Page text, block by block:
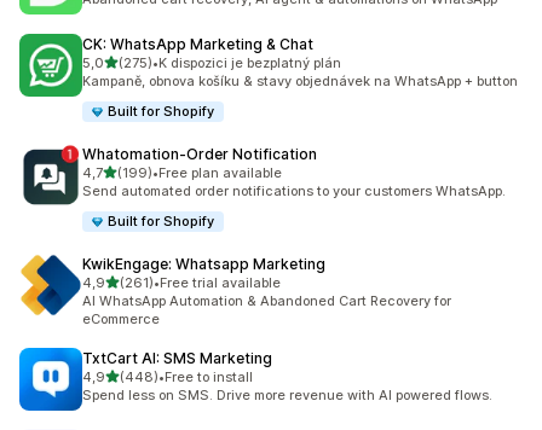
CK: WhatsApp Marketing & Chat
5,0z 5 hvězd
(275)
Celkový počet recenzí: 275
•K dispozici je bezplatný plán
Kampaně, obnova košíku & stavy objednávek na WhatsApp + button
Built for Shopify
Whatomation‑Order Notification
4,7z 5 hvězd
(199)
Celkový počet recenzí: 199
•Free plan available
Send automated order notifications to your customers WhatsApp.
Built for Shopify
KwikEngage: Whatsapp Marketing
4,9z 5 hvězd
(261)
Celkový počet recenzí: 261
•Free trial available
AI WhatsApp Automation & Abandoned Cart Recovery for
eCommerce
TxtCart AI: SMS Marketing
4,9z 5 hvězd
(448)
Celkový počet recenzí: 448
•Free to install
Spend less on SMS. Drive more revenue with AI powered flows.